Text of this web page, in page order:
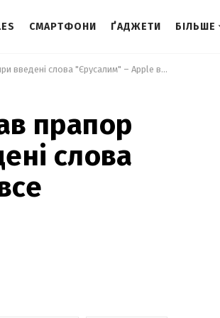
СМАРТФОНИ ҐАДЖЕТИ БІЛЬШЕ
iPhone рекомендував прапор Палестини при введені слова "Єрусалим" – Apple все виправила
прапор
слова